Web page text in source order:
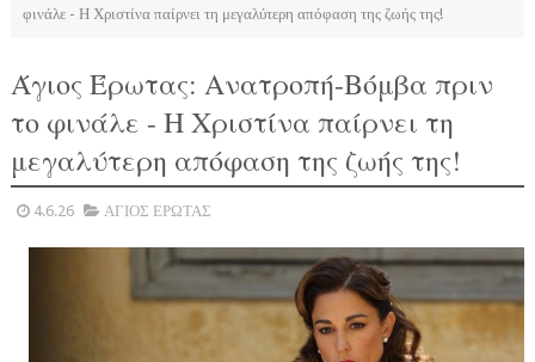
φινάλε - Η Χριστίνα παίρνει τη μεγαλύτερη απόφαση της ζωής της!
Άγιος Έρωτας: Ανατροπή-Βόμβα πριν
το φινάλε - Η Χριστίνα παίρνει τη
μεγαλύτερη απόφαση της ζωής της!
4.6.26 ΑΓΙΟΣ ΕΡΩΤΑΣ